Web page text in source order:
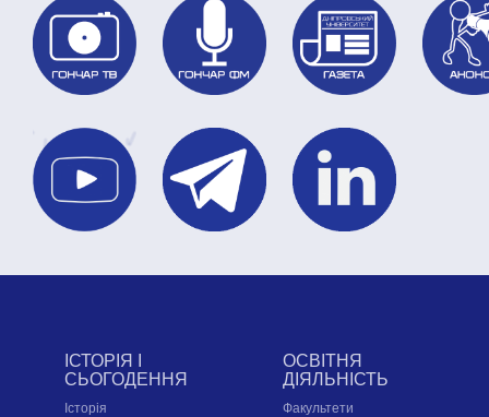
ІСТОРІЯ І
СЬОГОДЕННЯ
Історія
ОСВІТНЯ
ДІЯЛЬНІСТЬ
Факультети